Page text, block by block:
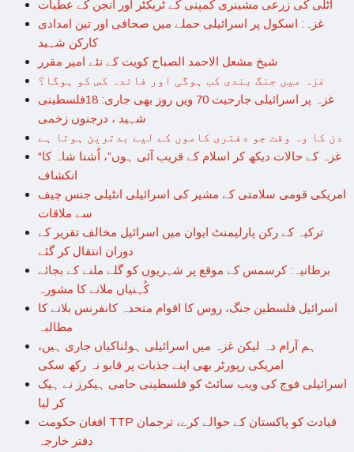
اٹلی کی زرعی مشینری کمپنی کے ٹریکٹر اور انجن کے عطیات
غزہ: اسکول پر اسرائیلی حملے میں صحافی اور تین امدادی
کارکن شہید
شیخ مشعل الاحمد الصباح کویت کے نئے امیر مقرر
غزہ میں جنگ بندی کب ہوگی اور فائدہ کس کو ہوگا؟
غزہ پر اسرائیلی جارحیت 70 ویں روز بھی جاری: 18فلسطینی
شہید ، درجنوں زخمی
دن کا وہ وقت جو دفتری کاموں کے لیے بدترین ہوتا ہے
“غزہ کے حالات دیکھ کر اسلام کے قریب آئی ہوں”، اُشنا شاہ کا
انکشاف
امریکی قومی سلامتی کے مشیر کی اسرائیلی انٹیلی جنس چیف
سے ملاقات
ترکیہ کے رکن پارلیمنٹ ایوان میں اسرائیل مخالف تقریر کے
دوران انتقال کر گئے
برطانیہ: کرسمس کے موقع پر شہریوں کو گلے ملنے کے بجائے
کُہنیاں ملانے کا مشورہ
اسرائیل فلسطین جنگ، روس کا اقوام متحدہ کانفرنس بلانے کا
مطالبہ
ہم آرام دہ لیکن غزہ میں اسرائیلی ہولناکیاں جاری ہیں،
امریکی رپورٹر بھی اپنے جذبات پر قابو نہ رکھ سکی
اسرائیلی فوج کی ویب سائٹ کو فلسطینی حامی ہیکرز نے ہیک
کر لیا
افغان حکومت TTP قیادت کو پاکستان کے حوالے کرے، ترجمان
دفتر خارجہ